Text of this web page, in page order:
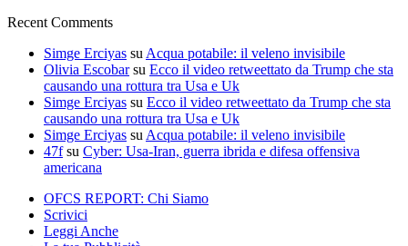
Recent Comments
Simge Erciyas su Acqua potabile: il veleno invisibile
Olivia Escobarsu Ecco il video retweettato da Trump che sta
causando una rottura tra Usa e Uk
Simge Erciyas su Ecco il video retweettato da Trump che sta
causando una rottura tra Usa e Uk
Simge Erciyas su Acqua potabile: il veleno invisibile
47fsu Cyber: Usa-Iran, guerra ibrida e difesa offensiva
americana
OFCS REPORT: Chi Siamo
Scrivici
Leggi Anche